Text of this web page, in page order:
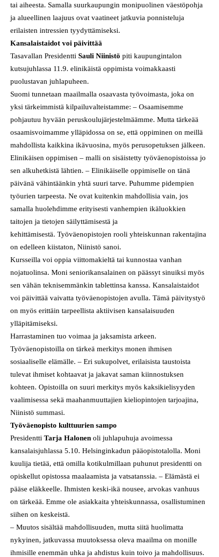
tai aiheesta. Samalla suurkaupungin monipuolinen väestöpohja
ja alueellinen laajuus ovat vaatineet jatkuvia ponnisteluja
erilaisten intressien tyydyttämiseksi.
Kansalaistaidot voi päivittää
Tasavallan PresidenttiSauli Niinistö piti kaupungintalon
kutsujuhlassa 11.9. elinikäistä oppimista voimakkaasti
puolustavan juhlapuheen.
Suomi tunnetaan maailmalla osaavasta työvoimasta, joka on
yksi tärkeimmistä kilpailuvalteistamme: – Osaamisemme
pohjautuu hyvään peruskoulujärjestelmäämme. Mutta tärkeää
osaamisvoimamme ylläpidossa on se, että oppiminen on meillä
mahdollista kaikkina ikävuosina, myös perusopetuksen jälkeen.
Elinikäisen oppimisen – malli on sisäistetty työväenopistoissa jo
sen alkuhetkistä lähtien. – Elinikäiselle oppimiselle on tänä
päivänä vähintäänkin yhtä suuri tarve. Puhumme pidempien
työurien tarpeesta. Ne ovat kuitenkin mahdollisia vain, jos
samalla huolehdimme erityisesti vanhempien ikäluokkien
taitojen ja tietojen säilyttämisestä ja
kehittämisestä. Työväenopistojen rooli yhteiskunnan rakentajina
on edelleen kiistaton, Niinistö sanoi.
Kursseilla voi oppia viittomakieltä tai kunnostaa vanhan
nojatuolinsa. Moni seniorikansalainen on päässyt sinuiksi myös
sen vähän teknisemmänkin tablettinsa kanssa. Kansalaistaidot
voi päivittää vaivatta työväenopistojen avulla. Tämä päivitystyö
on myös erittäin tarpeellista aktiivisen kansalaisuuden
ylläpitämiseksi.
Harrastaminen tuo voimaa ja jaksamista arkeen.
Työväenopistoilla on tärkeä merkitys monen ihmisen
sosiaaliselle elämälle. – Eri sukupolvet, erilaisista taustoista
tulevat ihmiset kohtaavat ja jakavat saman kiinnostuksen
kohteen. Opistoilla on suuri merkitys myös kaksikielisyyden
vaalimisessa sekä maahanmuuttajien kieliopintojen tarjoajina,
Niinistö summasi.
Työväenopisto kulttuurien sampo
PresidenttiTarja Halonen oli juhlapuhuja avoimessa
kansalaisjuhlassa 5.10. Helsinginkadun pääopistotalolla. Moni
kuulija tietää, että omilla kotikulmillaan puhunut presidentti on
opiskellut opistossa maalaamista ja vatsatanssia. – Elämästä ei
pääse eläkkeelle. Ihmisten keski-ikä nousee, arvokas vanhuus
on tärkeää. Emme ole asiakkaita yhteiskunnassa, osallistuminen
siihen on keskeistä.
– Muutos sisältää mahdollisuuden, mutta siitä huolimatta
nykyinen, jatkuvassa muutoksessa oleva maailma on monille
ihmisille enemmän uhka ja ahdistus kuin toivo ja mahdollisuus.